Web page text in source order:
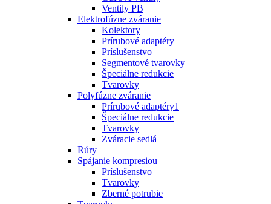
Ventily PB
Elektrofúzne zváranie
Kolektory
Prírubové adaptéry
Príslušenstvo
Segmentové tvarovky
Špeciálne redukcie
Tvarovky
Polyfúzne zváranie
Prírubové adaptéry1
Špeciálne redukcie
Tvarovky
Zváracie sedlá
Rúry
Spájanie kompresiou
Príslušenstvo
Tvarovky
Zberné potrubie